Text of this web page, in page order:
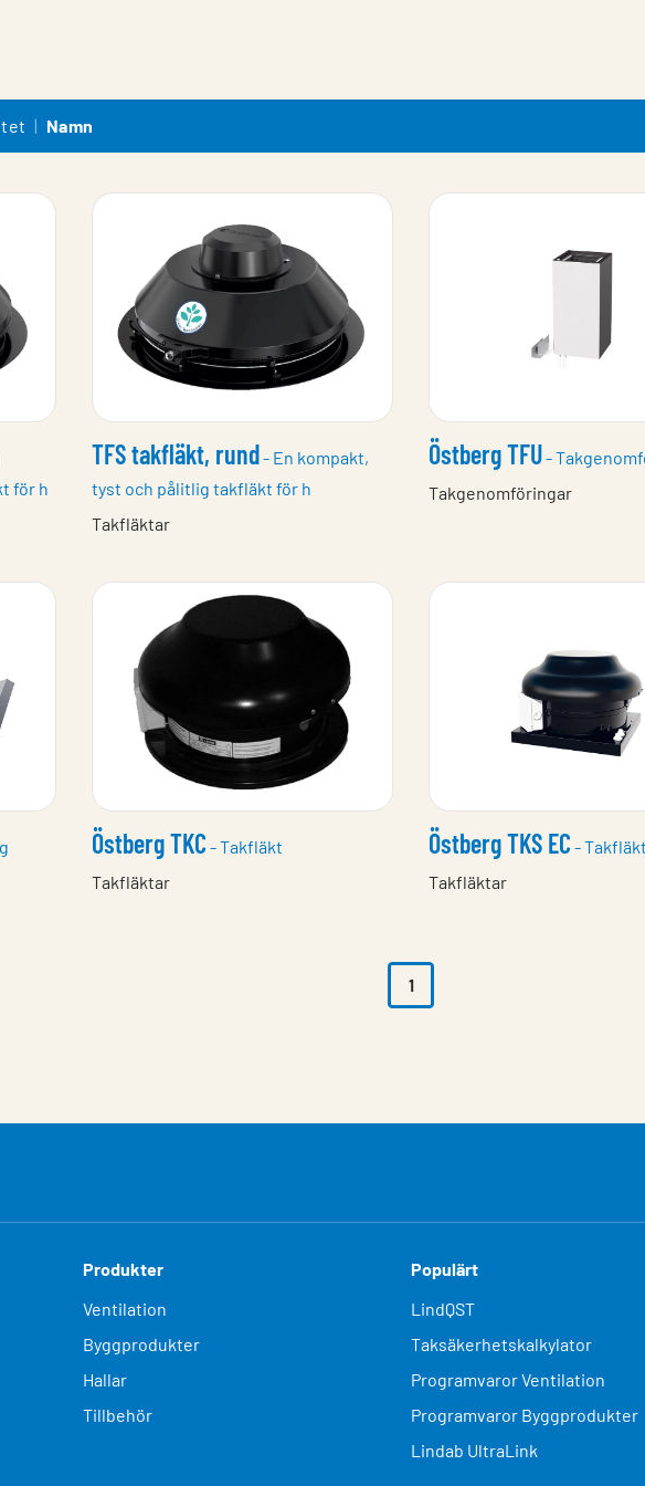
Namn
för h
TFS takfläkt, rund- En kompakt,
tyst och pålitlig takfläkt för h
Takfläktar
Östberg TFU-
Takgenomföringar
Östberg TKC - Takfläkt
Takfläktar
Östberg TKS EC - Takfläkt
Takfläktar
1
Produkter
Ventilation
Byggprodukter
Hallar
Tillbehör
Populärt
LindQST
Taksäkerhetskalkylator
Programvaror Ventilation
Programvaror Byggprodukter
Lindab UltraLink